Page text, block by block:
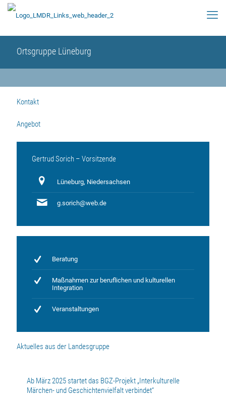
Ortsgruppe Lüneburg
Kontakt
Angebot
Gertrud Sorich – Vorsitzende
Lüneburg, Niedersachsen
g.sorich@web.de
Beratung
Maßnahmen zur beruflichen und kulturellen
Integration
Veranstaltungen
Aktuelles aus der Landesgruppe
Ab März 2025 startet das BGZ-Projekt „Interkulturelle
Märchen- und Geschichtenvielfalt verbindet“